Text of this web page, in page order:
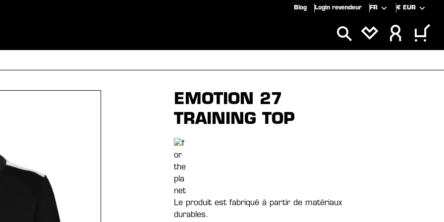
Blog Login revendeur FR € EUR
EMOTION 27
TRAINING TOP
Le produit est fabriqué à partir de matériaux
durables.